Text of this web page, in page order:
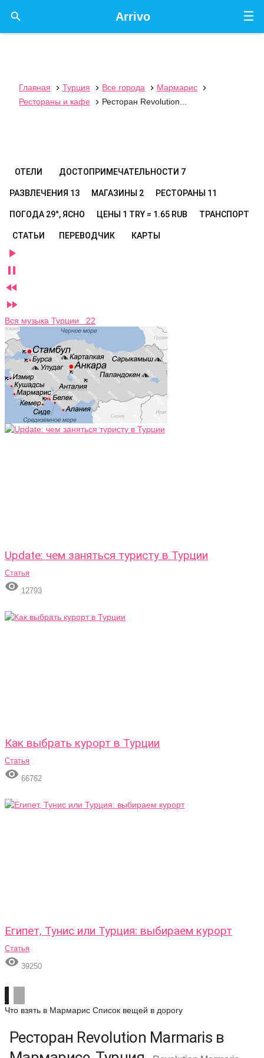
☰
Arrivo

Главная  Турция  Все города  Мармарис

Рестораны и кафе
 Ресторан Revolution...
ОТЕЛИ ДОСТОПРИМЕЧАТЕЛЬНОСТИ 7
РАЗВЛЕЧЕНИЯ 13 МАГАЗИНЫ 2 РЕСТОРАНЫ 11
ПОГОДА 29°, ЯСНО ЦЕНЫ 1 TRY = 1.65 RUB ТРАНСПОРТ
СТАТЬИ ПЕРЕВОДЧИК КАРТЫ




Вся музыка Турции 22
Update: чем заняться туристу в Турции
Статья
 12793
Как выбрать курорт в Турции
Статья
 66762
Египет, Тунис или Турция: выбираем курорт
Статья
 39250
Что взять в Мармарис Список вещей в дорогу
Ресторан Revolution Marmaris в